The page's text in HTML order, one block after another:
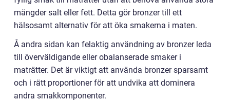
mängder salt eller fett. Detta gör bronzer till ett
hälsosamt alternativ för att öka smakerna i maten.
Å andra sidan kan felaktig användning av bronzer leda
till överväldigande eller obalanserade smaker i
maträtter. Det är viktigt att använda bronzer sparsamt
och i rätt proportioner för att undvika att dominera
andra smakkomponenter.